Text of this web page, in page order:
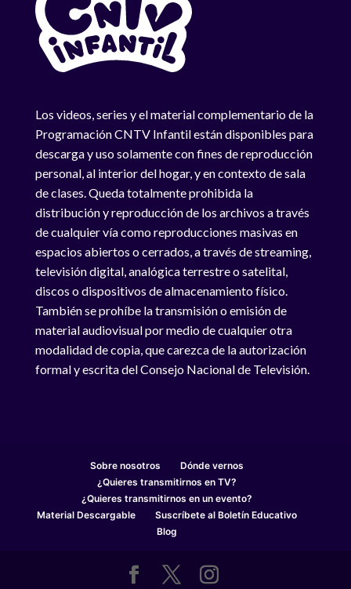
Los videos, series y el material complementario de la
Programación CNTV Infantil están disponibles para
descarga y uso solamente con fines de reproducción
personal, al interior del hogar, y en contexto de sala
de clases. Queda totalmente prohibida la
distribución y reproducción de los archivos a través
de cualquier vía como reproducciones masivas en
espacios abiertos o cerrados, a través de streaming,
televisión digital, analógica terrestre o satelital,
discos o dispositivos de almacenamiento físico.
También se prohíbe la transmisión o emisión de
material audiovisual por medio de cualquier otra
modalidad de copia, que carezca de la autorización
formal y escrita del Consejo Nacional de Televisión.
Sobre nosotros
Dónde vernos
¿Quieres transmitirnos en TV?
¿Quieres transmitirnos en un evento?
Material Descargable
Suscríbete al Boletín Educativo
Blog